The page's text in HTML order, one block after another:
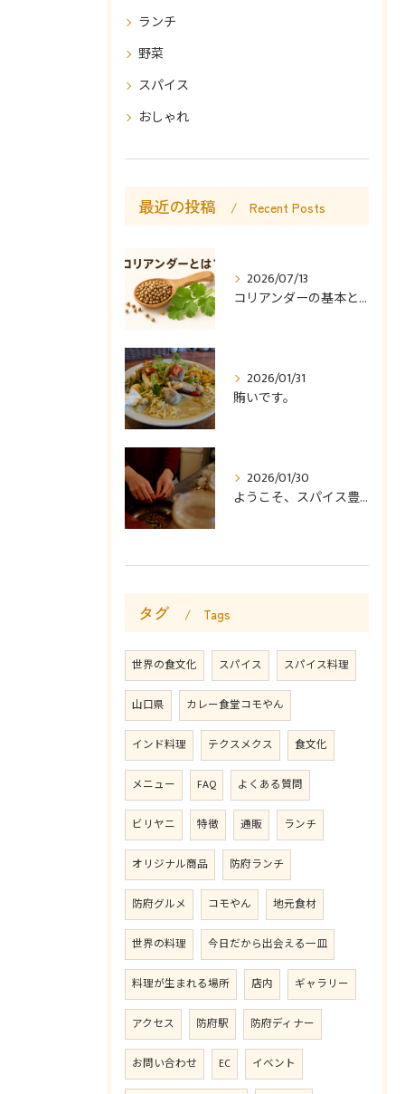
ランチ
野菜
スパイス
おしゃれ
最近の投稿 Recent Posts
2026/07/13
コリアンダーの基本と使い方
2026/01/31
賄いです。
2026/01/30
ようこそ、スパイス豊かなカレー食堂コモやんへ。
タグ Tags
世界の食文化 スパイス スパイス料理
山口県 カレー食堂コモやん
インド料理 テクスメクス 食文化
メニュー FAQ よくある質問
ビリヤニ 特徴 通販 ランチ
オリジナル商品 防府ランチ
防府グルメ コモやん 地元食材
世界の料理 今日だから出会える一皿
料理が生まれる場所 店内 ギャラリー
アクセス 防府駅 防府ディナー
お問い合わせ EC イベント